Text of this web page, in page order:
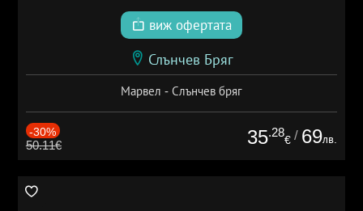
виж офертата
Слънчев Бряг
Марвел - Слънчев бряг
-30%
50.11€ 35.28
€ / 69лв.